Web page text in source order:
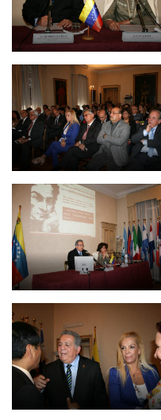
MEDIOS
Fotos
Vídeos
Audios
Biblioteca
Publicaciones
OPORTUNIDADES
Convocatorias
Becas
Alta Formación